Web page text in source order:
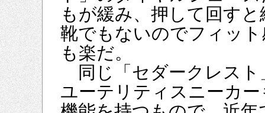
もが緩み、押して回す
靴でもないのでフィッ
も楽だ。
同じ「セダークレスト
ユーテリティスニーカ